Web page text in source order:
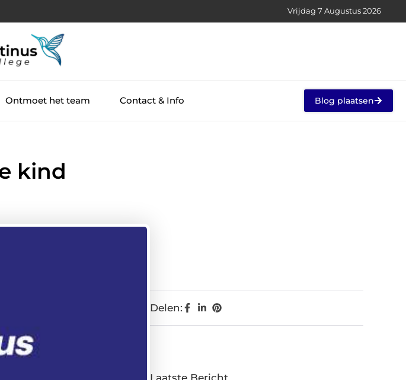
Vrijdag 7 Augustus 2026
Ontmoet het team Contact & Info Blog plaatsen
kind
Delen:
Laatste Bericht